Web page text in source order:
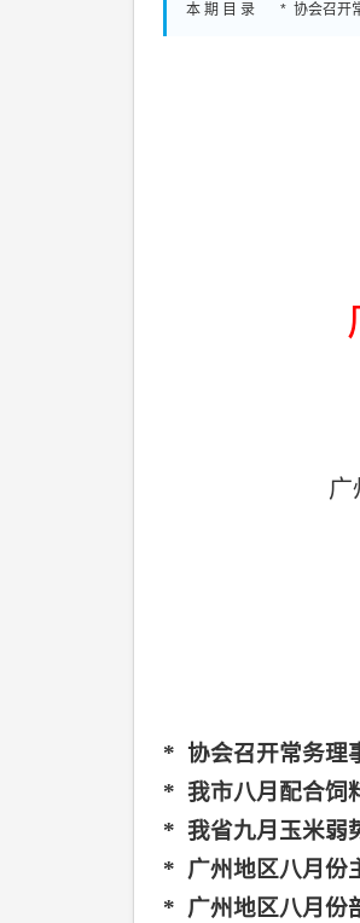
本 期 目 录 * 协会召开常
广
* 协会召开常务理
* 我市八月配合饲
* 我省九月玉米弱
* 广州地区八月份
* 广州地区八月份